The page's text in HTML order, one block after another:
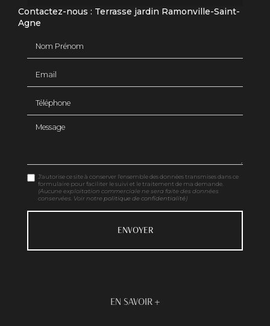
Contactez-nous : Terrasse jardin Ramonville-Saint-
Agne
Message
J'autorise ce site à conserver l'ensemble des données transmises dans ce
formulaire pour faciliter le suivi et le traitement de ma demande.
(Aucune exploitation commerciale ne sera faite des données
conservées. Voir notre politique de confidentialité)
EN SAVOIR +